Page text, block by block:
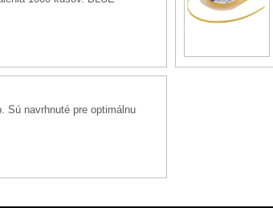
Sú navrhnuté pre optimálnu